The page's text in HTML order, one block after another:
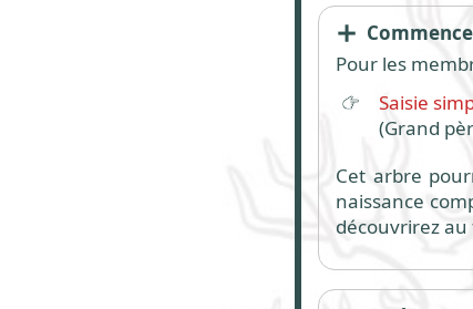
Pour les
Saisie
(Grand
Cet arbre
naissance
découvrirez